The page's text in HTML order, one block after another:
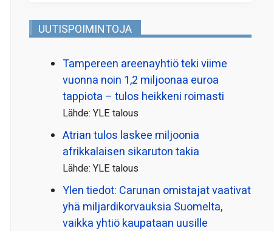
UUTISPOIMINTOJA
Tampereen areenayhtiö teki viime
vuonna noin 1,2 miljoonaa euroa
tappiota – tulos heikkeni roimasti
Lähde: YLE talous
Atrian tulos laskee miljoonia
afrikkalaisen sikaruton takia
Lähde: YLE talous
Ylen tiedot: Carunan omistajat vaativat
yhä miljardi­korvauksia Suomelta,
vaikka yhtiö kaupataan uusille